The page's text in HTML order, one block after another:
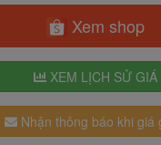
Xem shop
XEM LỊCH SỬ GIÁ
Nhận thông báo khi giá